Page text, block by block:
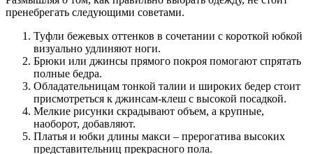
пренебрегать следующими советами.
Туфли бежевых оттенков в сочетании с короткой юбкой
визуально удлиняют ноги.
Брюки или джинсы прямого покроя помогают спрятать
полные бедра.
Обладательницам тонкой талии и широких бедер стоит
присмотреться к джинсам-клеш с высокой посадкой.
Мелкие рисунки скрадывают объем, а крупные,
наоборот, добавляют.
Платья и юбки длины макси – прерогатива высоких
представительниц прекрасного пола.